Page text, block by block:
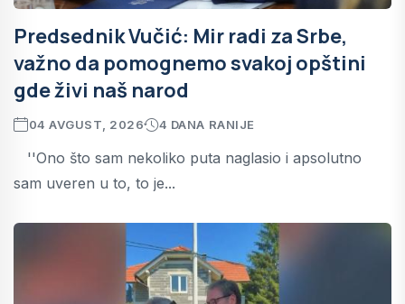
Predsednik Vučić: Mir radi za Srbe,
važno da pomognemo svakoj opštini
gde živi naš narod
04 AVGUST, 2026 4 DANA RANIJE
''Ono što sam nekoliko puta naglasio i apsolutno
sam uveren u to, to je...